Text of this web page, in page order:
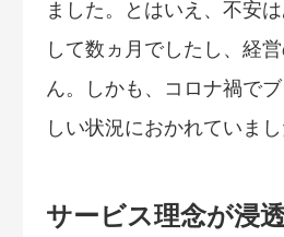
ました。とはいえ、不安
して数ヵ月でしたし、経
ん。しかも、コロナ禍で
しい状況におかれていまし
サービス理念が浸